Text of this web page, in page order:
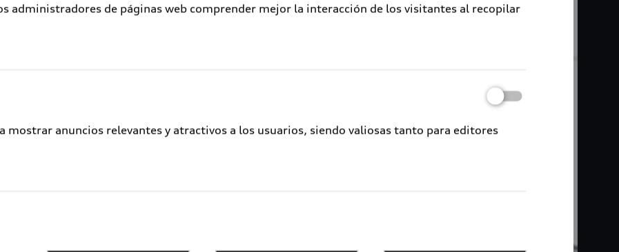
administradores de páginas web comprender mejor la interacción de los visitantes al recopilar
mostrar anuncios relevantes y atractivos a los usuarios, siendo valiosas tanto para editores